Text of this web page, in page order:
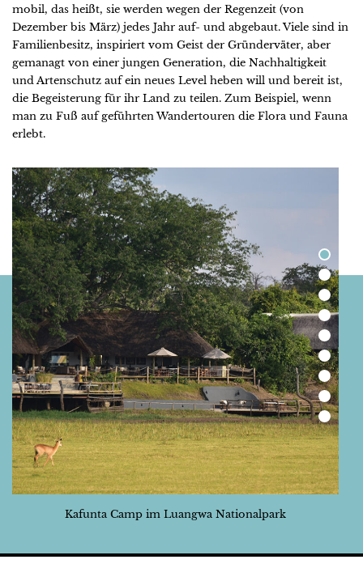
mobil, das heißt, sie werden wegen der Regenzeit (von
Dezember bis März) jedes Jahr auf- und abgebaut. Viele sind in
Familienbesitz, inspiriert vom Geist der Gründerväter, aber
gemanagt von einer jungen Generation, die Nachhaltigkeit
und Artenschutz auf ein neues Level heben will und bereit ist,
die Begeisterung für ihr Land zu teilen. Zum Beispiel, wenn
man zu Fuß auf geführten Wandertouren die Flora und Fauna
erlebt.
Kafunta Camp im Luangwa Nationalpark